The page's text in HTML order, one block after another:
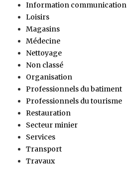
Information communication
Loisirs
Magasins
Médecine
Nettoyage
Non classé
Organisation
Professionnels du batiment
Professionnels du tourisme
Restauration
Secteur minier
Services
Transport
Travaux